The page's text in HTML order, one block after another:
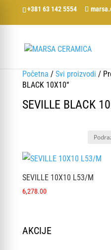
+381 63 142 5554
Početna / Svi proizvodi /
BLACK 10X10“
SEVILLE BLACK
SEVILLE 10X10 L53/M
6,278.00
AKCIJE